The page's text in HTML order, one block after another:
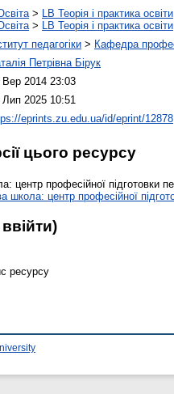
> LB Теорія і практика освіти
> LB Теорія і практика освіти
педагогіки > Кафедра
Петрівна Бірук
Вер 2014 23:03
Лип 2025 10:51
eprints.zu.edu.ua/id/eprint/12878
цього ресурсу
центр професійної підготовки
школа: центр професійної
ввійти)
ресурсу